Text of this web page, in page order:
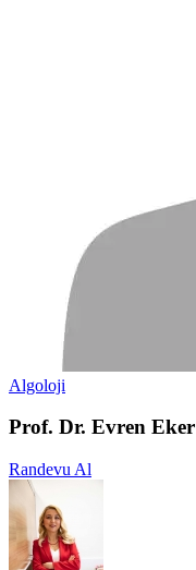
Algoloji
Prof. Dr. Evren Eker
Randevu Al